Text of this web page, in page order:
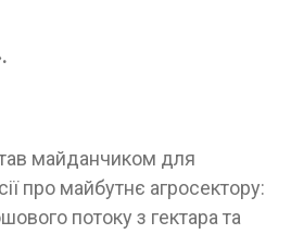
майданчиком для
про майбутнє агросектору:
потоку з гектара та